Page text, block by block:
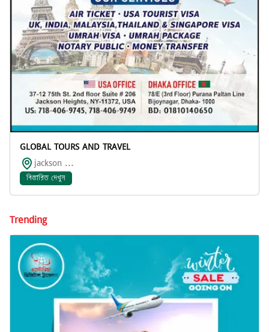
GLOBAL TOURS AND TRAVEL
jackson ...
বিস্তারিত দেখুন
Trending